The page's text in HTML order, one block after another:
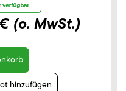
(o. MwSt.)
hinzufügen